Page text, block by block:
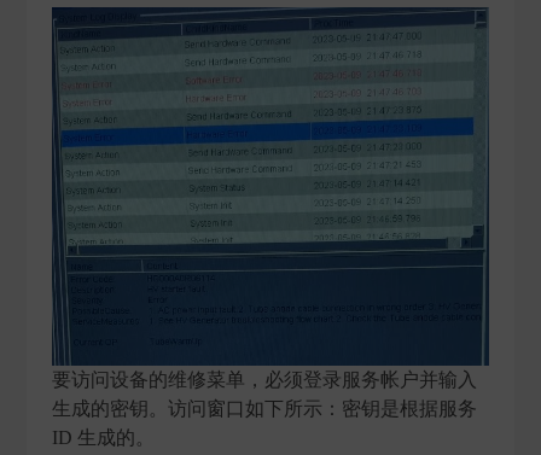
要访问设备的维修菜单，必须登录服务帐户并输入
生成的密钥。访问窗口如下所示：密钥是根据服务
ID 生成的。